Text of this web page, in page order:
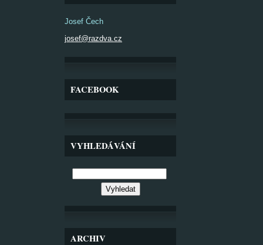
Josef Čech
josef@razdva.cz
FACEBOOK
VYHLEDÁVÁNÍ
ARCHIV